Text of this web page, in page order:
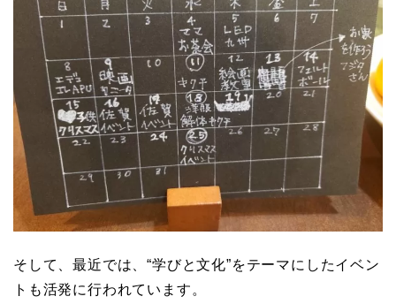
そして、最近では、“学びと文化”をテーマにしたイベン
トも活発に行われています。